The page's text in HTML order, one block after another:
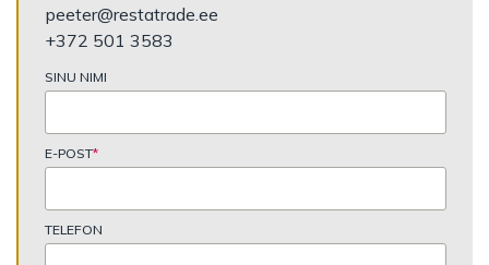
peeter@restatrade.ee
+372 501 3583
SINU NIMI
E-POST*
TELEFON